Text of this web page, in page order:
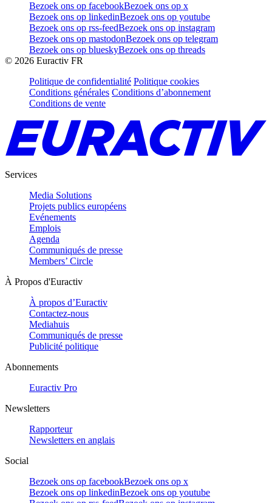
Bezoek ons op facebookBezoek ons op x
Bezoek ons op linkedinBezoek ons op youtube
Bezoek ons op rss-feedBezoek ons op instagram
Bezoek ons op mastodonBezoek ons op telegram
Bezoek ons op blueskyBezoek ons op threads
© 2026 Euractiv FR
Politique de confidentialité Politique cookies
Conditions générales Conditions d’abonnement
Conditions de vente
Services
Media Solutions
Projets publics européens
Evénements
Emplois
Agenda
Communiqués de presse
Members’ Circle
À Propos d'Euractiv
À propos d’Euractiv
Contactez-nous
Mediahuis
Communiqués de presse
Publicité politique
Abonnements
Euractiv Pro
Newsletters
Rapporteur
Newsletters en anglais
Social
Bezoek ons op facebookBezoek ons op x
Bezoek ons op linkedinBezoek ons op youtube